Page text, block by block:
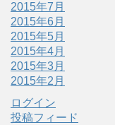
2015年7月
2015年6月
2015年5月
2015年4月
2015年3月
2015年2月
ログイン
投稿フィード